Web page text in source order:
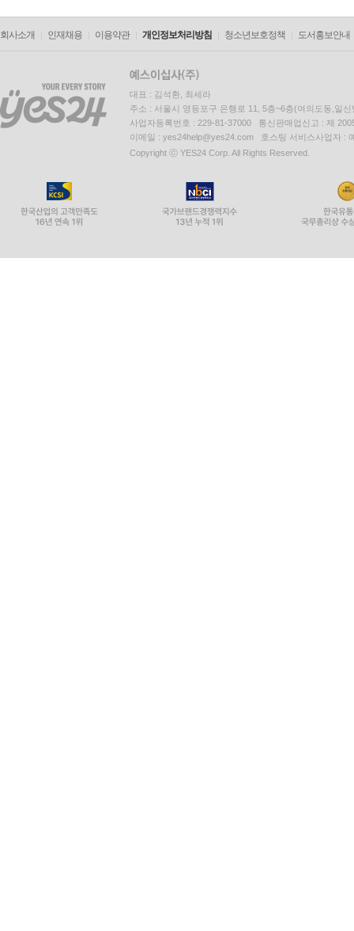
회사소개 인재채용 이용약관 개인정보처리방침 청소년보호정책 도서홍보안내
대표 : 김석환, 최세라
주소 : 서울시 영등포구 은행로 11, 5층~6층(여의도동,일신
사업자등록번호 : 229-81-37000 통신판매업신고 : 제
이메일 : yes24help@yes24.com 호스팅 서비스사업자 :
Copyright ⓒ YES24 Corp. All Rights Reserved.